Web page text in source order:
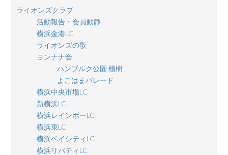
ライオンズクラブ
活動報告・会員動静
横浜金港LC
ライオンズの歌
ヨンナナ会
ハンブルク公園 植樹
よこはまパレード
横浜中央市場LC
新横浜LC
横浜レインボーLC
横浜東LC
横浜ベイシティLC
横浜リバティLC